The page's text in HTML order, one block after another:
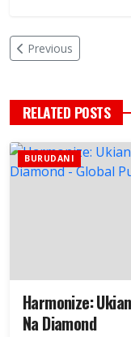
Previous
RELATED POSTS
BURUDANI
Harmonize:
Na Diamond